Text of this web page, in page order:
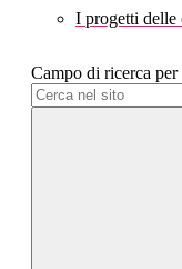
I progetti delle
Campo di ricerca